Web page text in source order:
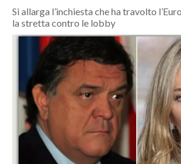
CRONACA
POLITICA
ECONOMIA
SERVIZI ALLE IMPRESE
Si allarga l’inchiesta che ha travolto
la stretta contro le lobby